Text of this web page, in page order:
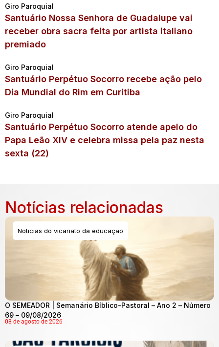
Giro Paroquial
Santuário Nossa Senhora de Guadalupe vai
receber obra sacra feita por artista italiano
premiado
Giro Paroquial
Santuário Perpétuo Socorro recebe ação pelo
Dia Mundial do Rim em Curitiba
Giro Paroquial
Santuário Perpétuo Socorro atende apelo do
Papa Leão XIV e celebra missa pela paz nesta
sexta (22)
Notícias relacionadas
Noticias do vicariato da educação
O SEMEADOR | Semanário Bíblico-Pastoral – Ano 2 – Número
69 – 09/08/2026
08 de agosto de 2026